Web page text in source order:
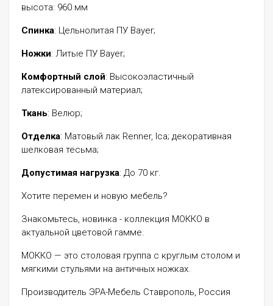
высота: 960 мм
Спинка: Цельнолитая ПУ Bayer;
Ножки: Литые ПУ Bayer;
Комфортный слой: Высокоэластичный
латексированный материал;
Ткань: Велюр;
Отделка: Матовый лак Renner, Ica; декоративная
шелковая тесьма;
Допустимая нагрузка: До 70 кг.
Хотите перемен и новую мебель?
Знакомьтесь, новинка - коллекция МОККО в
актуальной цветовой гамме.
МОККО — это столовая группа с круглым столом и
мягкими стульями на античных ножках.
Производитель ЭРА-Мебель Ставрополь, Россия